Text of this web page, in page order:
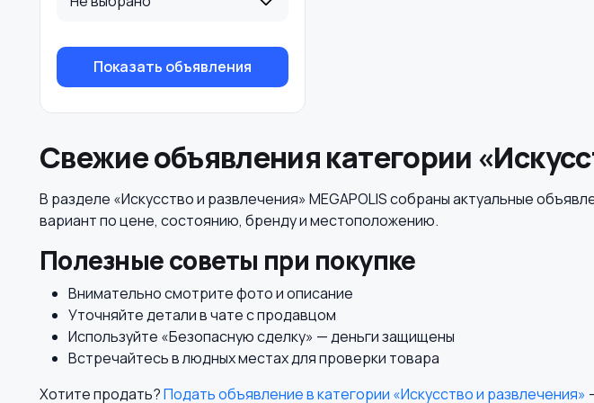
Показать объявления
Свежие объявления категории
В разделе «Искусство и развлечения» MEGAPOLIS собраны актуальные
вариант по цене, состоянию, бренду и местоположению.
Полезные советы при покупке
Внимательно смотрите фото и описание
Уточняйте детали в чате с продавцом
Используйте «Безопасную сделку» — деньги защищены
Встречайтесь в людных местах для проверки товара
Хотите продать?Подать объявление в категории «Искусство и развлечения»